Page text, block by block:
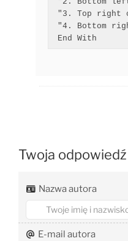
"3. Top right
"4. Bottom
End With
Twoja odpowiedź
Nazwa autora
E-mail autora